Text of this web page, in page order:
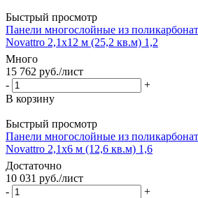
Быстрый просмотр
Панели многослойные из
Novattro 2,1х12 м (25,2 кв.м) 1,2
Много
15 762 руб./лист
-
+
В корзину
Быстрый просмотр
Панели многослойные из
Novattro 2,1х6 м (12,6 кв.м) 1,6
Достаточно
10 031 руб./лист
-
+